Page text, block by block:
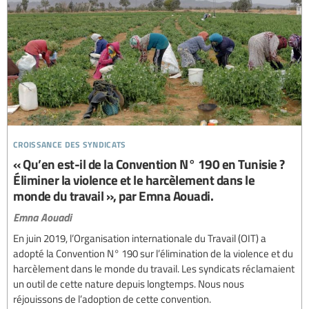
croissance des syndicats
« Qu’en est-il de la Convention N° 190 en Tunisie ?
Éliminer la violence et le harcèlement dans le
monde du travail », par Emna Aouadi.
Emna Aouadi
En juin 2019, l’Organisation internationale du Travail (OIT) a
adopté la Convention N° 190 sur l’élimination de la violence et du
harcèlement dans le monde du travail. Les syndicats réclamaient
un outil de cette nature depuis longtemps. Nous nous
réjouissons de l’adoption de cette convention.